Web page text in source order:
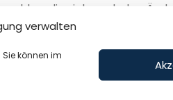
verwalten
können im
die sich nach den
unter rund 46.000
Etwas mehr als ein Viertel